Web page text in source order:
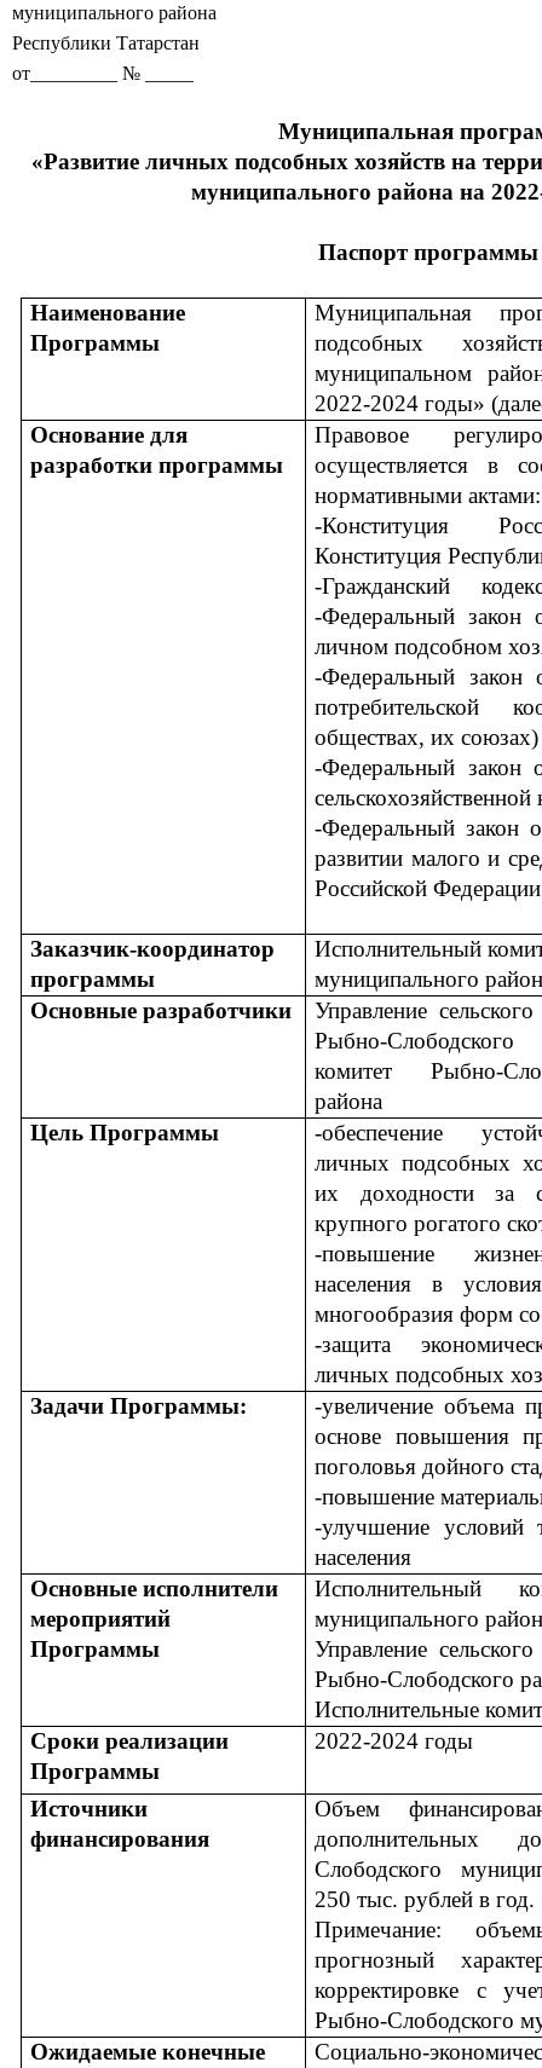
муниципального района
Республики Татарстан
от_________ № _____
Муниципальная
«Развитие личных подсобных хозяйств на
муниципального района на
Паспорт программы
Наименование
Программы
Муниципальная
подсобных
муниципальном
2022-2024 годы»
Основание для
разработки программы
Правовое
осуществляется в
нормативными актами:
-Конституция
Конституция
-Гражданский
-Федеральный
личном подсобном
-Федеральный
потребительской
обществах, их
-Федеральный
-Федеральный
развитии малого и
Российской
Заказчик-координатор
программы
Исполнительный
муниципального
Основные разработчики
Управление
Рыбно-
комитет Рыбно-
района
Цель Программы
-обеспечение
личных подсобных
их доходности за
крупного рогатого
-повышение
населения в
многообразия форм
-защита
личных подсобных
Задачи Программы:
-увеличение объема
основе повышения
поголовья дойного
-повышение
-улучшение условий
населения
Основные исполнители
мероприятий
Программы
Исполнительный
муниципального
Управление
Рыбно-Слободского
Исполнительные
Сроки реализации
Программы
2022-2024 годы
Источники
финансирования
Объем
дополнительных
Слободского
250 тыс. рублей в год.
Примечание:
прогнозный
корректировке с
Рыбно-Слободского
Ожидаемые конечные
Социально-